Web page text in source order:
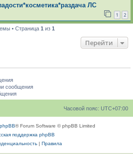
ЛС
1 2
• Страница 1 из 1
Перейти
сообщения
Часовой пояс: UTC+07:00
phpBB® Forum Software © phpBB Limited
поддержка phpBB
| Правила